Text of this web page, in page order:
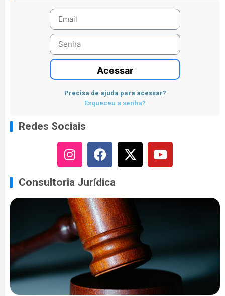
Acessar
Precisa de ajuda para acessar?
Esqueceu a senha?
Redes Sociais
Consultoria Jurídica